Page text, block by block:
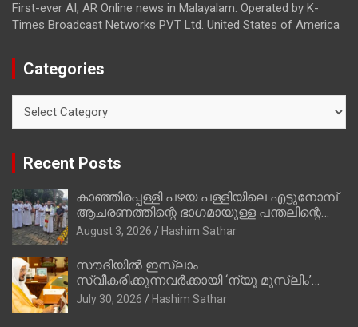
First-ever AI, AR Online news in Malayalam. Operated by K-
Times Broadcast Networks PVT Ltd. United States of America
Categories
Recent Posts
കാഞ്ഞിരപ്പള്ളി പഴയ പള്ളിയിലെ എട്ടുനോമ്പ്
ആചരണത്തിന്റെ ഭാഗമായുള്ള പന്തലിന്റെ
കാൽനാട്ട് കർമ്മം ആർച്ച് പ്രീസ്റ്റ് വെരി.
റവ.ഫാ. കുര്യൻ താമരശ്ശേരി നിർവഹിക്കുന്നു.
August 3, 2026 Hashim Sathar
സൗദിയില്‍ ഇസ്‌ലാം
സ്വീകരിക്കുന്നവര്‍ക്കായി ‘ന്യൂ മുസ്ലിം’
ഡിജിറ്റല്‍ കാര്‍ഡ് സേവനം ആരംഭിച്ചു
July 30, 2026 Hashim Sathar